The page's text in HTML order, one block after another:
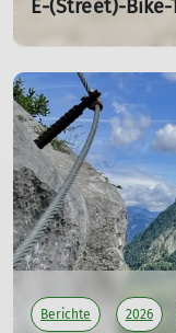
E-(Street)-Bike-
Mit den E-
in diesem Jahr
ausschließlich
Muskelkraft
Touren mit dem E-
gut an, und
Haustür sein kann.
mehr erfahren
Berichte 2026